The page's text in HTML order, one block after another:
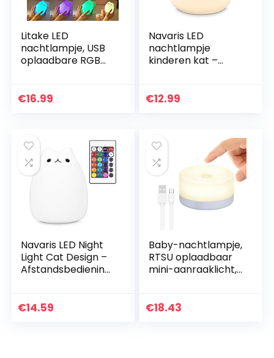
Litake LED
nachtlampje, USB
oplaadbare RGB
kitty kat kartonnen
€16.99
Navaris LED
nachtlampje
kinderen kat –
XS – Siliconen
€12.99
Navaris LED Night
Light Cat Design –
Afstandsbediening
veranderende
€14.59
Baby-nachtlampje,
RTSU oplaadbaar
mini-aanraaklicht,
voor kinderen,
€18.43